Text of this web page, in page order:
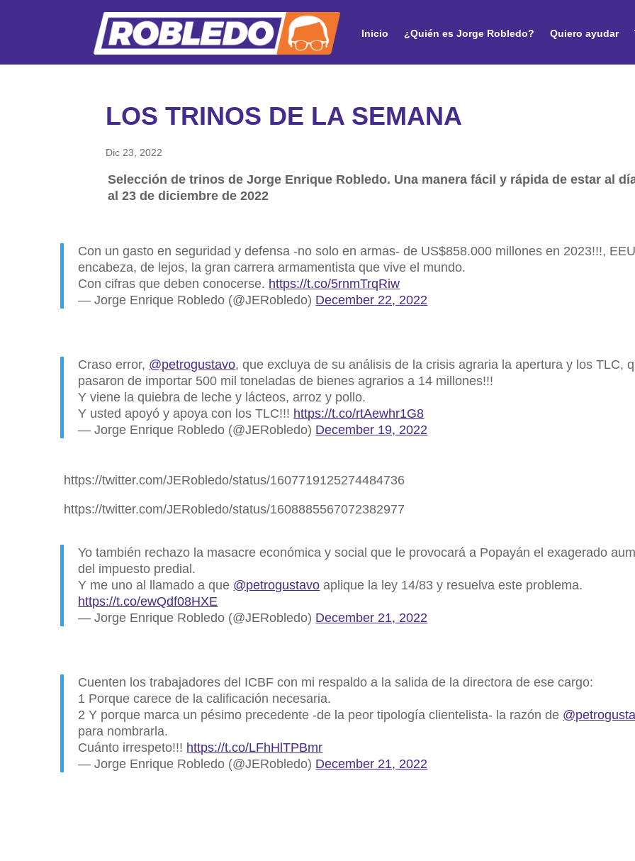
Inicio ¿Quién es Jorge Robledo? Quiero ayudar
LOS TRINOS DE LA SEMANA
Dic 23, 2022
Selección de trinos de Jorge Enrique Robledo. Una manera fácil y rápida de estar al
al 23 de diciembre de 2022
Con un gasto en seguridad y defensa -no solo en armas- de US$858.000 millones en 2023!!!,
encabeza, de lejos, la gran carrera armamentista que vive el mundo.
Con cifras que deben conocerse. https://t.co/5rnmTrqRiw
— Jorge Enrique Robledo (@JERobledo) December 22, 2022
Craso error, @petrogustavo, que excluya de su análisis de la crisis agraria la apertura y los TLC,
pasaron de importar 500 mil toneladas de bienes agrarios a 14 millones!!!
Y viene la quiebra de leche y lácteos, arroz y pollo.
Y usted apoyó y apoya con los TLC!!! https://t.co/rtAewhr1G8
— Jorge Enrique Robledo (@JERobledo) December 19, 2022
https://twitter.com/JERobledo/status/1607719125274484736
https://twitter.com/JERobledo/status/1608885567072382977
Yo también rechazo la masacre económica y social que le provocará a Popayán el exagerado
del impuesto predial.
Y me uno al llamado a que @petrogustavo aplique la ley 14/83 y resuelva este problema.
https://t.co/ewQdf08HXE
— Jorge Enrique Robledo (@JERobledo) December 21, 2022
Cuenten los trabajadores del ICBF con mi respaldo a la salida de la directora de ese cargo:
1 Porque carece de la calificación necesaria.
2 Y porque marca un pésimo precedente -de la peor tipología clientelista- la razón de
para nombrarla.
Cuánto irrespeto!!! https://t.co/LFhHlTPBmr
— Jorge Enrique Robledo (@JERobledo) December 21, 2022